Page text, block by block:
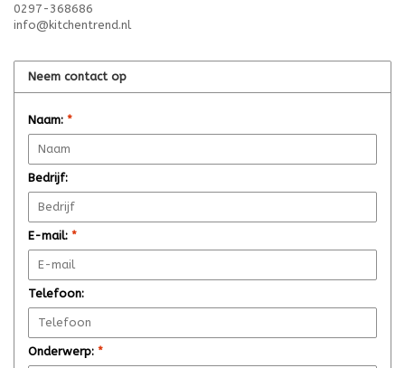
0297-368686
info@kitchentrend.nl
Neem contact op
Naam: *
Bedrijf:
E-mail: *
Telefoon:
Onderwerp: *